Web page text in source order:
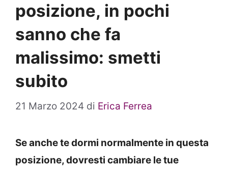
posizione, in pochi
sanno che fa
malissimo: smetti
subito
21 Marzo 2024 di Erica Ferrea
Se anche te dormi normalmente in questa
posizione, dovresti cambiare le tue